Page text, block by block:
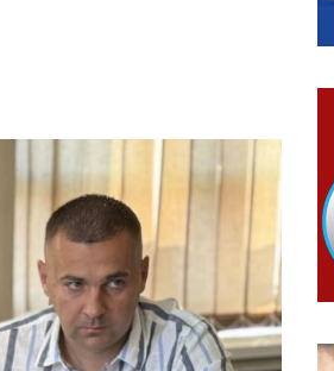
УЗ ДОДЈЕЛУ ФИНАНСИЈСКЕ